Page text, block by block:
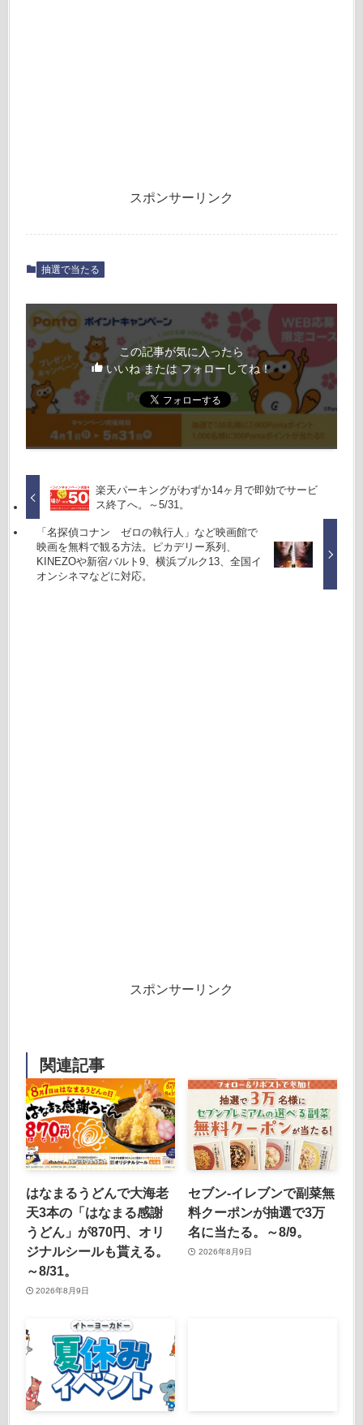
スポンサーリンク
抽選で当たる
この記事が気に入ったら
いいね または フォローしてね！
楽天パーキングがわずか14ヶ月で即効でサービ
ス終了へ。～5/31。
「名探偵コナン ゼロの執行人」など映画館で
映画を無料で観る方法。ピカデリー系列、
KINEZOや新宿バルト9、横浜ブルク13、全国イ
オンシネマなどに対応。
スポンサーリンク
関連記事
はなまるうどんで大海老
天3本の「はなまる感謝
うどん」が870円、オリ
ジナルシールも貰える。
～8/31。
2026年8月9日
セブン‐イレブンで副菜無
料クーポンが抽選で3万
名に当たる。～8/9。
2026年8月9日